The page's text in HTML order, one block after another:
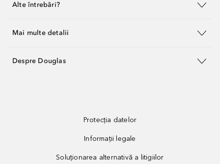
Alte întrebări?
Mai multe detalii
Despre Douglas
Protecția datelor
Informații legale
Soluționarea alternativă a litigiilor